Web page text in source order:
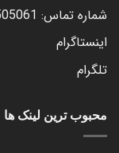
شماره تماس: 09058505061
اینستاگرام
تلگرام
محبوب ترین لینک ها